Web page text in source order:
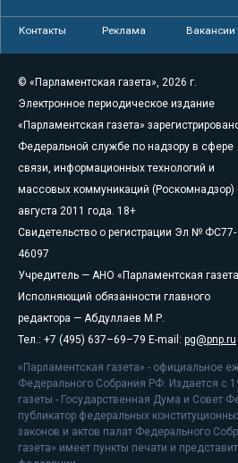
Контакты Реклама Вакансии
© «Парламентская газета», 2026 г.
Электронное периодическое издание
«Парламентская газета»
Федеральной службе по надзору в сфере
связи, информационных технологий и
массовых коммуникаций (Роскомнадзор)
августа 2011 года. 18+
Свидетельство о регистрации Эл № ФС77-
46097
Учредитель — АНО «Парламентская
Исполняющий обязанности главного
редактора — Абдуллаев М.Р.
Тел.: +7 (495) 637–69–79 E-mail: pg@pnp.ru
«Парламентская газета» - официальное
Федерального Собрания РФ. Издается с
газеты - Государственная Дума и Совет
публикатор федеральных
законов и актов палат Федерального
газета» имеет пункты печати и